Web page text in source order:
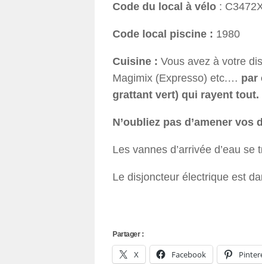
Code du local à vélo :
Code local piscine : 1980
Cuisine : Vous avez à votre
Magimix (Expresso) etc.… par
grattant vert) qui rayent tout.
N’oubliez pas d’amener
Les vannes d’arrivée d’eau
Le disjoncteur électrique est
Partager :
X Facebook